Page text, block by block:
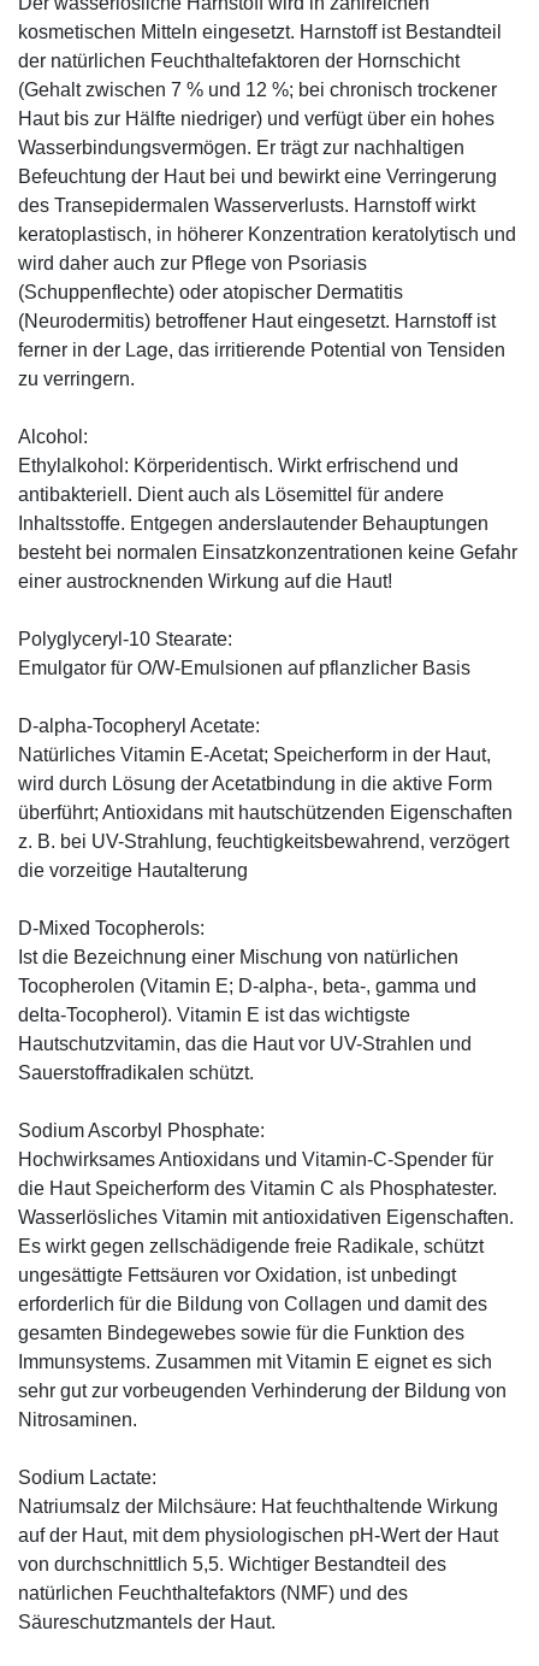
kosmetischen Mitteln eingesetzt. Harnstoff ist Bestandteil
der natürlichen Feuchthaltefaktoren der Hornschicht
(Gehalt zwischen 7 % und 12 %; bei chronisch trockener
Haut bis zur Hälfte niedriger) und verfügt über ein hohes
Wasserbindungsvermögen. Er trägt zur nachhaltigen
Befeuchtung der Haut bei und bewirkt eine Verringerung
des Transepidermalen Wasserverlusts. Harnstoff wirkt
keratoplastisch, in höherer Konzentration keratolytisch und
wird daher auch zur Pflege von Psoriasis
(Schuppenflechte) oder atopischer Dermatitis
(Neurodermitis) betroffener Haut eingesetzt. Harnstoff ist
ferner in der Lage, das irritierende Potential von Tensiden
zu verringern.
Alcohol:
Ethylalkohol: Körperidentisch. Wirkt erfrischend und
antibakteriell. Dient auch als Lösemittel für andere
Inhaltsstoffe. Entgegen anderslautender Behauptungen
besteht bei normalen Einsatzkonzentrationen keine Gefahr
einer austrocknenden Wirkung auf die Haut!
Polyglyceryl-10 Stearate:
Emulgator für O/W-Emulsionen auf pflanzlicher Basis
D-alpha-Tocopheryl Acetate:
Natürliches Vitamin E-Acetat; Speicherform in der Haut,
wird durch Lösung der Acetatbindung in die aktive Form
überführt; Antioxidans mit hautschützenden Eigenschaften
z. B. bei UV-Strahlung, feuchtigkeitsbewahrend, verzögert
die vorzeitige Hautalterung
D-Mixed Tocopherols:
Ist die Bezeichnung einer Mischung von natürlichen
Tocopherolen (Vitamin E; D-alpha-, beta-, gamma und
delta-Tocopherol). Vitamin E ist das wichtigste
Hautschutzvitamin, das die Haut vor UV-Strahlen und
Sauerstoffradikalen schützt.
Sodium Ascorbyl Phosphate:
Hochwirksames Antioxidans und Vitamin-C-Spender für
die Haut Speicherform des Vitamin C als Phosphatester.
Wasserlösliches Vitamin mit antioxidativen Eigenschaften.
Es wirkt gegen zellschädigende freie Radikale, schützt
ungesättigte Fettsäuren vor Oxidation, ist unbedingt
erforderlich für die Bildung von Collagen und damit des
gesamten Bindegewebes sowie für die Funktion des
Immunsystems. Zusammen mit Vitamin E eignet es sich
sehr gut zur vorbeugenden Verhinderung der Bildung von
Nitrosaminen.
Sodium Lactate:
Natriumsalz der Milchsäure: Hat feuchthaltende Wirkung
auf der Haut, mit dem physiologischen pH-Wert der Haut
von durchschnittlich 5,5. Wichtiger Bestandteil des
natürlichen Feuchthaltefaktors (NMF) und des
Säureschutzmantels der Haut.